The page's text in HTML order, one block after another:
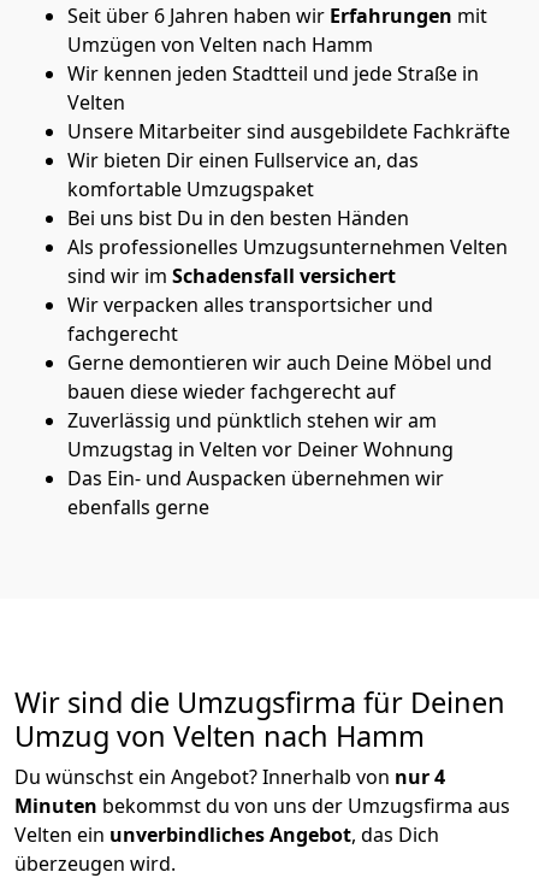
Seit über 6 Jahren haben wir Erfahrungen mit
Umzügen von Velten nach Hamm
Wir kennen jeden Stadtteil und jede Straße in
Velten
Unsere Mitarbeiter sind ausgebildete Fachkräfte
Wir bieten Dir einen Fullservice an, das
komfortable Umzugspaket
Bei uns bist Du in den besten Händen
Als professionelles Umzugsunternehmen Velten
sind wir im Schadensfall versichert
Wir verpacken alles transportsicher und
fachgerecht
Gerne demontieren wir auch Deine Möbel und
bauen diese wieder fachgerecht auf
Zuverlässig und pünktlich stehen wir am
Umzugstag in Velten vor Deiner Wohnung
Das Ein- und Auspacken übernehmen wir
ebenfalls gerne
Wir sind die Umzugsfirma für Deinen
Umzug von Velten nach Hamm
Du wünschst ein Angebot? Innerhalb von nur 4
Minuten bekommst du von uns der Umzugsfirma aus
Velten ein unverbindliches Angebot, das Dich
überzeugen wird.